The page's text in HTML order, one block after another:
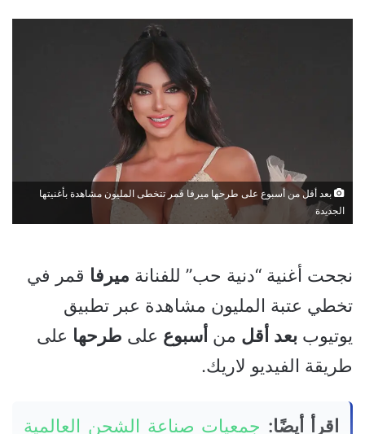
بعد أقل من أسبوع على طرحها ميرفا قمر تتخطى المليون مشاهدة بأغنيتها
الجديدة
نجحت أغنية “دنية حب” للفنانة ميرفا قمر في
تخطي عتبة المليون مشاهدة عبر تطبيق
يوتيوب بعد أقل من أسبوع على طرحها على
طريقة الفيديو لاريك.
اقرأ أيضًا: جمعيات صناعة الشحن العالمية